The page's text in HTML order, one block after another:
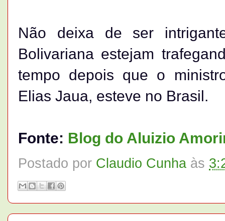
Não deixa de ser
Bolivariana estejam
tempo depois que o
Elias Jaua, esteve no Brasil.
Fonte: Blog do Aluizio
Postado por Claudio Cunha às